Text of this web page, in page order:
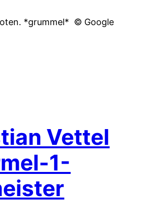
*grummel* © Google
Vettel
1-